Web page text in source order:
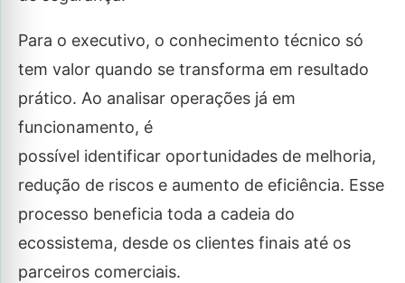
Para o executivo, o conhecimento técnico só
tem valor quando se transforma em resultado
prático. Ao analisar operações já em
funcionamento, é
possível identificar oportunidades de melhoria,
redução de riscos e aumento de eficiência. Esse
processo beneficia toda a cadeia do
ecossistema, desde os clientes finais até os
parceiros comerciais.